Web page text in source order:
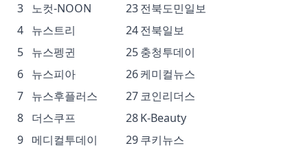
3 노컷-NOON 23전북도민일보
4 뉴스트리 24전북일보
5 뉴스펭귄 25충청투데이
6 뉴스피아 26케미컬뉴스
7 뉴스후플러스 27코인리더스
8 더스쿠프 28K-Beauty
9 메디컬투데이 29쿠키뉴스